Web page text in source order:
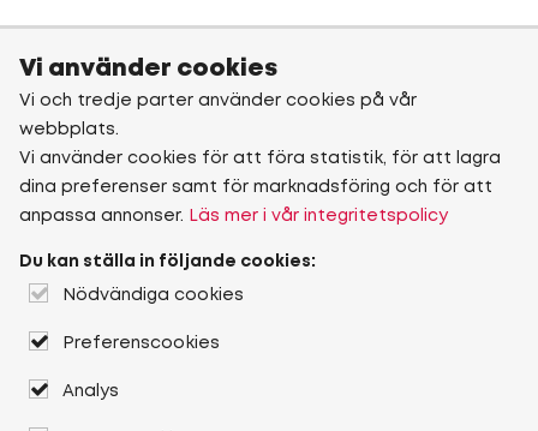
Vi använder cookies
Vi och tredje parter använder cookies på vår
webbplats.
Vi använder cookies för att föra statistik, för att lagra
dina preferenser samt för marknadsföring och för att
anpassa annonser.
Läs mer i vår integritetspolicy
Du kan ställa in följande cookies:
Nödvändiga cookies
Preferenscookies
Analys